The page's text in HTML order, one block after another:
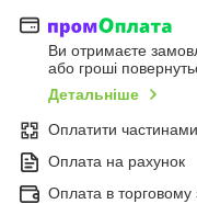
Ви отримаєте
або гроші
Детальніше
Оплатити частинами
Оплата на рахунок
Оплата в торговому